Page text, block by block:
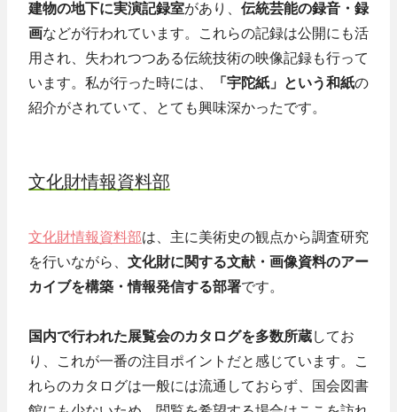
建物の地下に実演記録室があり、 伝統芸能の録音・録
画などが行われています。これらの記録は公開にも活
用され、失われつつある伝統技術の映像記録も行って
います。私が行った時には、
「宇陀紙」という和紙の
紹介がされていて、とても興味深かったです。
文化財情報資料部
文化財情報資料部は、主に美術史の観点から調査研究
を行いながら、 文化財に関する文献・画像資料のアー
カイブを構築・情報発信する部署です。
国内で行われた展覧会のカタログを多数所蔵してお
り、これが一番の注目ポイントだと感じています。こ
れらのカタログは一般には流通しておらず、国会図書